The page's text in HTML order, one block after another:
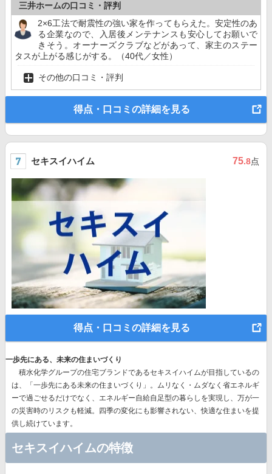
三井ホームの口コミ・評判
2×6工法で耐震性の強い家を作ってもらえた。安定性のあ
る企業なので、入居後メンテナンスも安心してお願いで
きそう。オーナーズクラブなどがあって、家主のステー
タスが上がる感じがする。（40代／女性）
その他の口コミ・評判
得点・口コミの詳細を見る
セキスイハイム 75.8点
得点・口コミの詳細を見る
一歩先にある、未来の住まいづくり
積水化学グループの住宅ブランドであるセキスイハイムが目指しているの
は、
「一歩先にある未来の住まいづくり」。 ムリなく・ムダなく省エネルギ
ーで過ごせるだけでなく、エネルギー自給自足型の暮らしを実現し、万が一
の災害時のリスクも軽減。四季の変化にも影響されない、快適な住まいを提
供し続けています。
セキスイハイムの特徴